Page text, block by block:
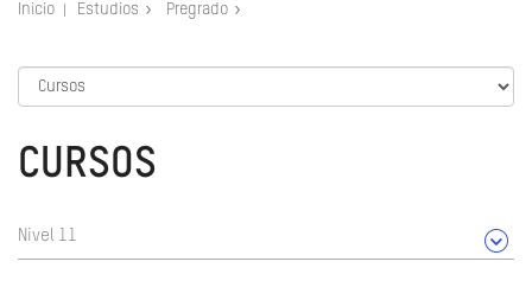
Inicio Estudios Pregrado
CURSOS
Nivel 11